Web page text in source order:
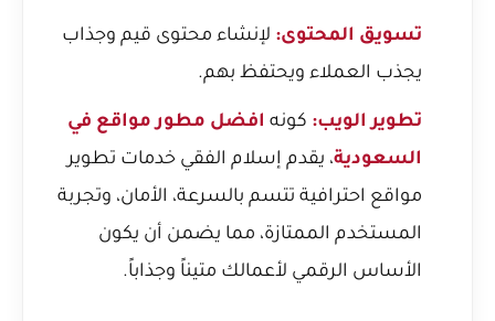
تسويق المحتوى: لإنشاء محتوى قيم وجذاب
يجذب العملاء ويحتفظ بهم.
تطوير الويب: كونه افضل مطور مواقع في
السعودية، يقدم إسلام الفقي خدمات تطوير
مواقع احترافية تتسم بالسرعة، الأمان، وتجربة
المستخدم الممتازة، مما يضمن أن يكون
الأساس الرقمي لأعمالك متيناً وجذاباً.